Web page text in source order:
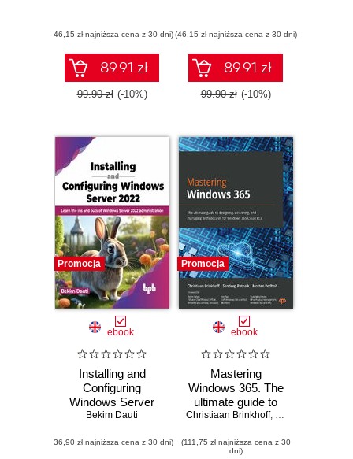
(46,15 zł najniższa cena z 30 dni)
89.91 zł
99.90 zł (-10%)
(46,15 zł najniższa cena z 30 dni)
89.91 zł
99.90 zł (-10%)
Promocja
ebook
Installing and
Configuring
Windows Server
2022
Bekim Dauti
(36,90 zł najniższa cena z 30 dni)
Promocja
ebook
Mastering
Windows 365. The
ultimate guide to
designing,
managing
Christiaan Brinkhoff, Sandeep Patnaik
(111,75 zł najniższa cena z 30
dni)